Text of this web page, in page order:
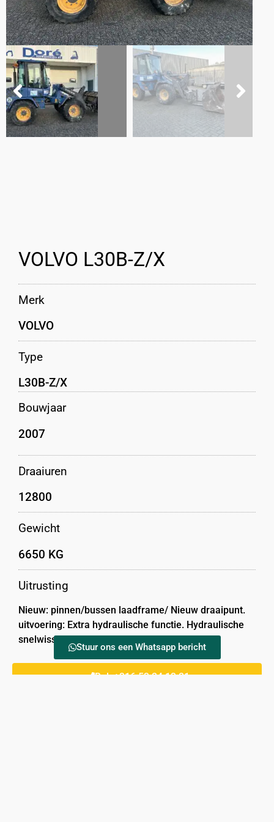
VOLVO L30B-Z/X
Merk
VOLVO
Type
L30B-Z/X
Bouwjaar
2007
Draaiuren
12800
Gewicht
6650 KG
Uitrusting
Nieuw: pinnen/bussen laadframe/ Nieuw draaipunt.
uitvoering: Extra hydraulische functie. Hydraulische
snelwissel. 1 x vorkenbord 1 x Grondbak
Bel: +316 53 24 13 21
Stuur ons een Whatsapp bericht